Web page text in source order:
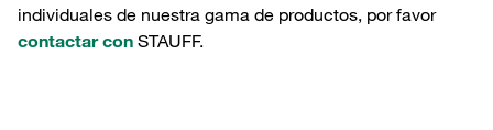
individuales de nuestra gama de productos, por favor
contactar con STAUFF.